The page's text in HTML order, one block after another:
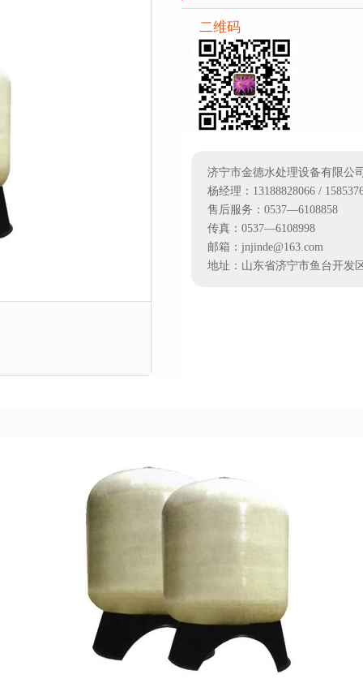
二维码
济宁市金德水处理设备有限公
杨经理：13188828066 /
售后服务：0537—6108858
传真：0537—6108998
邮箱：jnjinde@163.com
地址：山东省济宁市鱼台开发